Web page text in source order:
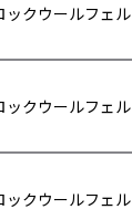
クウールフェル
クウールフェル
クウールフェル